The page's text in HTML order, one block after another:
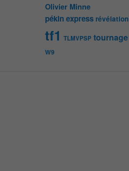
Olivier Minne
pékin express révélation
tf1 TLMVPSP tournage
W9